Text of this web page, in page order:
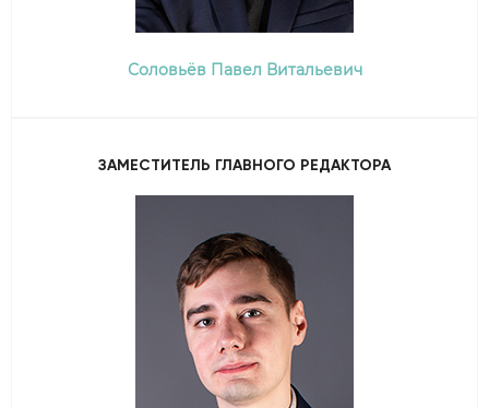
Соловьёв Павел Витальевич
ЗАМЕСТИТЕЛЬ ГЛАВНОГО РЕДАКТОРА